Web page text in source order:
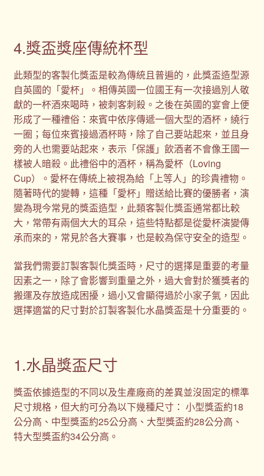
4.獎盃獎座傳統杯型
此類型的客製化獎盃是較為傳統且普遍的，此獎盃造型源
自英國的「愛杯」。相傳英國一位國王有一次接過別人敬
獻的一杯酒來喝時，被刺客刺殺。之後在英國的宴會上便
形成了一種禮俗：來賓中依序傳遞一個大型的酒杯，繞行
一圈；每位來賓接過酒杯時，除了自己要站起來，並且身
旁的人也需要站起來，表示「保護」飲酒者不會像王國一
樣被人暗殺。此禮俗中的酒杯，稱為愛杯（Loving
Cup）。愛杯在傳統上被視為給「上等人」的珍貴禮物。
隨著時代的變轉，這種「愛杯」贈送給比賽的優勝者，演
變為現今常見的獎盃造型，此類客製化獎盃通常都比較
大，常帶有兩個大大的耳朵，這些特點都是從愛杯演變傳
承而來的，常見於各大賽事，也是較為保守安全的造型。
當我們需要訂製客製化獎盃時，尺寸的選擇是重要的考量
因素之一，除了會影響到重量之外，過大會對於獲獎者的
搬運及存放造成困擾，過小又會顯得過於小家子氣，因此
選擇適當的尺寸對於訂製客製化水晶獎盃是十分重要的。
1.水晶獎盃尺寸
獎盃依據造型的不同以及生產廠商的差異並沒固定的標準
尺寸規格，但大約可分為以下幾種尺寸： 小型獎盃約18
公分高、中型獎盃約25公分高、大型獎盃約28公分高、
特大型獎盃約34公分高。